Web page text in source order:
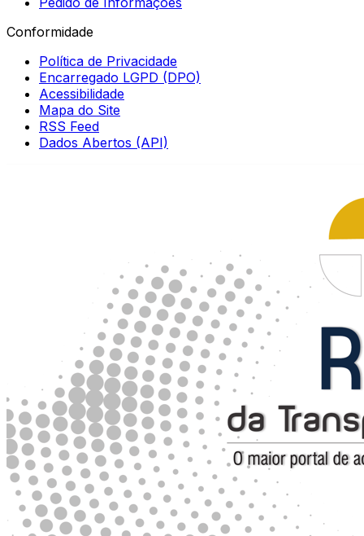
Conformidade
Política de Privacidade
Encarregado LGPD (DPO)
Acessibilidade
Mapa do Site
RSS Feed
Dados Abertos (API)